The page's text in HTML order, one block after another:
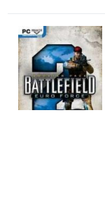
Крупнейшие